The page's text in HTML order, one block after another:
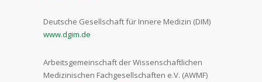
Deutsche Gesellschaft für Innere Medizin (DIM)
www.dgim.de
Arbeitsgemeinschaft der Wissenschaftlichen
Medizinischen Fachgesellschaften e.V. (AWMF)